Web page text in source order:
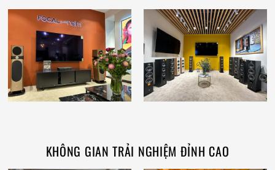
KHÔNG GIAN TRẢI NGHIỆM ĐỈNH CAO